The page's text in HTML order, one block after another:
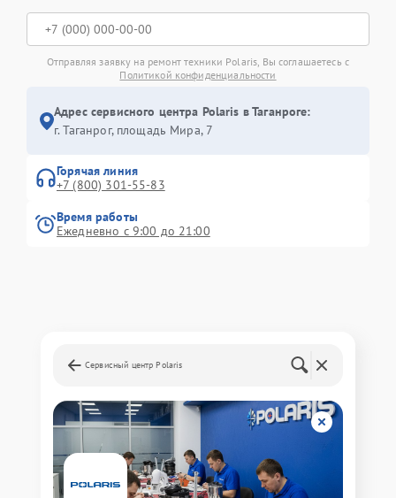
Отправляя заявку на ремонт техники Polaris, Вы соглашаетесь с
Политикой конфиденциальности
Адрес сервисного центра Polaris в Таганроге:
г. Таганрог, площадь Мира, 7
Горячая линия
+7 (800) 301-55-83
Время работы
Ежедневно с 9:00 до 21:00
Сервисный центр Polaris